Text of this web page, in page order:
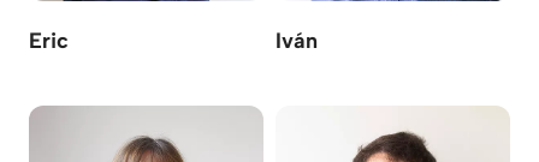
Eric Iván